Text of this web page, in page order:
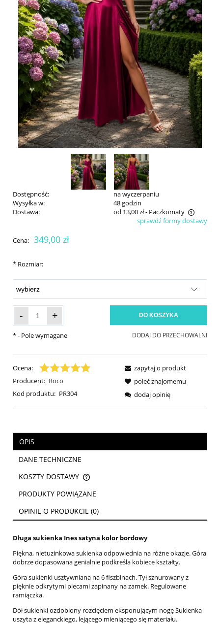
Dostępność:
na wyczerpaniu
Wysyłka w:
48 godzin
Dostawa:
od 13,00 zł- Paczkomaty
Cena nie zawiera ewentualnych kosztów płatnościsprawdź formy dostawy
Cena: 349,00 zł
* Rozmiar:
- + DO KOSZYKA
DODAJ DO PRZECHOWALNI
*- Pole wymagane
Ocena:
Producent: Roco
Kod produktu: PR304
zapytaj o produkt
poleć znajomemu
dodaj opinię
OPIS
DANE TECHNICZNE
KOSZTY DOSTAWY
CENA NIE ZAWIERA EWENTUALNYCH KOSZTÓW PŁATNOŚCI
PRODUKTY POWIĄZANE
OPINIE O PRODUKCIE (0)
Długa sukienka Ines satyna kolor bordowy
Piękna, nietuzinkowa sukienka odpowiednia na różne okazje. Góra
dobrze dopasowana genialnie podkreśla kobiece kształty.
Góra sukienki usztywniana na 6 fiszbinach. Tył sznurowany z
pięknie odkrytymi plecami zapinany na zamek. Regulowane
ramiączka.
Dół sukienki ozdobiony rozcięciem eksponującym nogę Sukienka
uszyta z eleganckiego, lejącego mieniącego się materiału.